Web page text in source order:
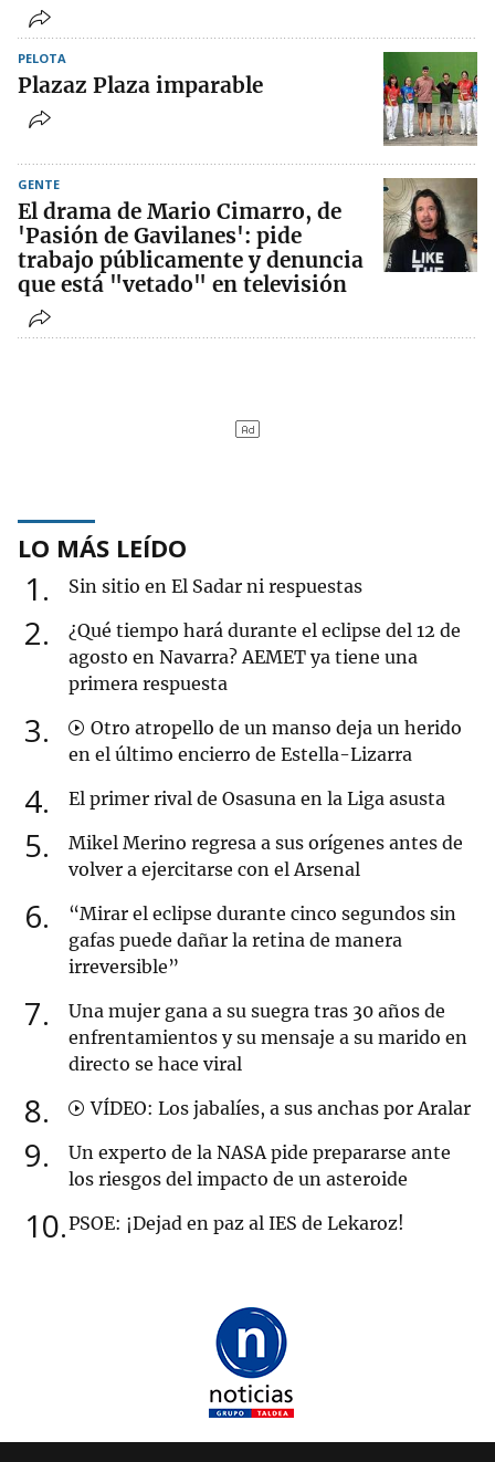
PELOTA
Plazaz Plaza imparable
GENTE
El drama de Mario Cimarro, de
'Pasión de Gavilanes': pide
trabajo públicamente y denuncia
que está "vetado" en televisión
LO MÁS LEÍDO
1 Sin sitio en El Sadar ni respuestas
2
¿Qué tiempo hará durante el eclipse del 12 de
agosto en Navarra? AEMET ya tiene una
primera respuesta
3
Otro atropello de un manso deja un herido
en el último encierro de Estella-Lizarra
4 El primer rival de Osasuna en la Liga asusta
5
Mikel Merino regresa a sus orígenes antes de
volver a ejercitarse con el Arsenal
6
“Mirar el eclipse durante cinco segundos sin
gafas puede dañar la retina de manera
irreversible”
7
Una mujer gana a su suegra tras 30 años de
enfrentamientos y su mensaje a su marido en
directo se hace viral
8 VÍDEO: Los jabalíes, a sus anchas por Aralar
9
Un experto de la NASA pide prepararse ante
los riesgos del impacto de un asteroide
10 PSOE: ¡Dejad en paz al IES de Lekaroz!